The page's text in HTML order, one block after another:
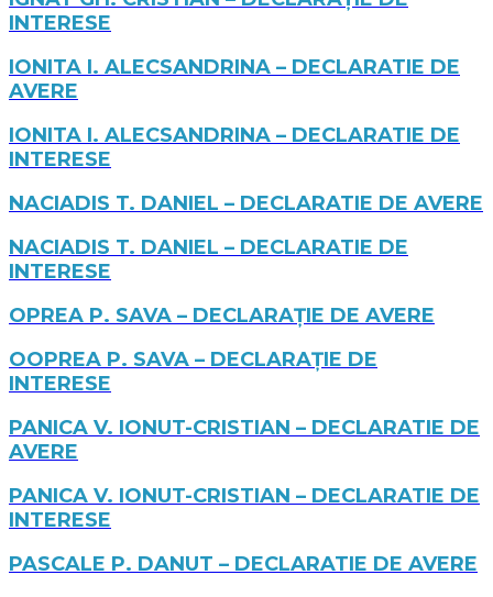
INTERESE
IONITA I. ALECSANDRINA – DECLARATIE DE
AVERE
IONITA I. ALECSANDRINA – DECLARATIE DE
INTERESE
NACIADIS T. DANIEL – DECLARATIE DE AVERE
NACIADIS T. DANIEL – DECLARATIE DE
INTERESE
OPREA P. SAVA – DECLARAȚIE DE AVERE
OOPREA P. SAVA – DECLARAȚIE DE
INTERESE
PANICA V. IONUT-CRISTIAN – DECLARATIE DE
AVERE
PANICA V. IONUT-CRISTIAN – DECLARATIE DE
INTERESE
PASCALE P. DANUT – DECLARATIE DE AVERE